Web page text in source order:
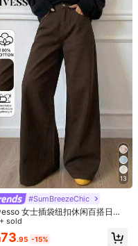
)
Slay your everyday with Slaydiva—the go-to spot for all that's hawt!
13
#SumBreezeChic
女士插袋纽扣休闲百搭日常
阔腿牛仔长裤
sold
73.95 -15%